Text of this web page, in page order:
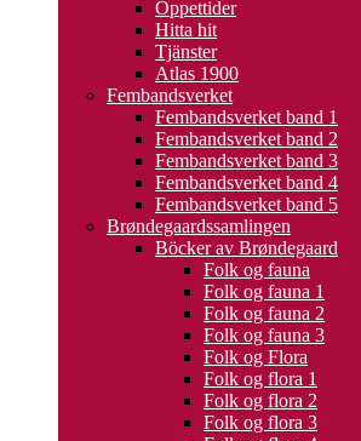
Öppettider
Hitta hit
Tjänster
Atlas 1900
Fembandsverket
Fembandsverket band 1
Fembandsverket band 2
Fembandsverket band 3
Fembandsverket band 4
Fembandsverket band 5
Brøndegaardssamlingen
Böcker av Brøndegaard
Folk og fauna
Folk og fauna 1
Folk og fauna 2
Folk og fauna 3
Folk og Flora
Folk og flora 1
Folk og flora 2
Folk og flora 3